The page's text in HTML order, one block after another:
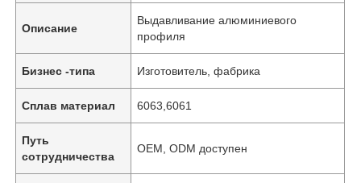
Описание
Выдавливание алюминиевого
профиля
Бизнес -типа Изготовитель, фабрика
Сплав материал 6063,6061
Путь
сотрудничества
OEM, ODM доступен